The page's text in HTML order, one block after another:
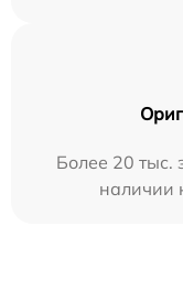
Более 20 тыс.
наличии